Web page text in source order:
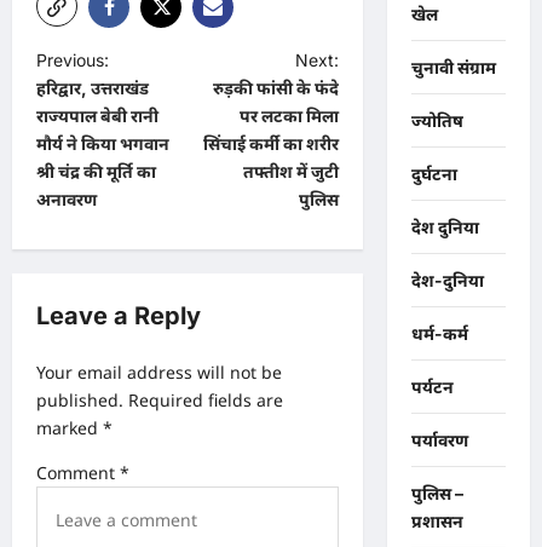
P
o
s
t
n
a
i
g
a
t
i
Previous:
हरिद्वार, उत्तराखंड
राज्यपाल बेबी रानी
मौर्य ने किया भगवान
श्री चंद्र की मूर्ति का
अनावरण
Next:
रुड़की फांसी के फंदे
पर लटका मिला
सिंचाई कर्मी का शरीर
तफ्तीश में जुटी
पुलिस
Leave a Reply
Your email address will not be
published. Required fields are
marked *
Comment *
खेल
चुनावी संग्राम
ज्योतिष
दुर्घटना
देश दुनिया
देश-दुनिया
धर्म-कर्म
पर्यटन
पर्यावरण
पुलिस –
प्रशासन